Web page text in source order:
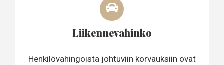
Liikennevahinko
Henkilövahingoista johtuviin korvauksiin ovat